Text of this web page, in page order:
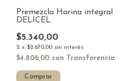
Premezcla Harina integral
DELICEL
$5.340,00
2 x $2.670,00 sin interés
$4.806,00 con Transferencia
Comprar